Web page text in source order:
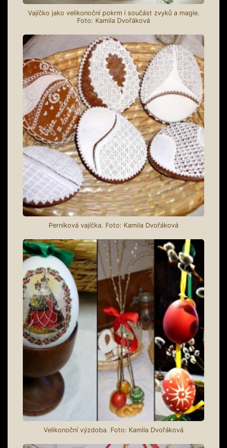
Vajíčko jako velikonoční pokrm i součást zvyků a magie.
Foto: Kamila Dvořáková
Perníková vajíčka. Foto: Kamila Dvořáková
Velikonoční výzdoba. Foto: Kamila Dvořáková